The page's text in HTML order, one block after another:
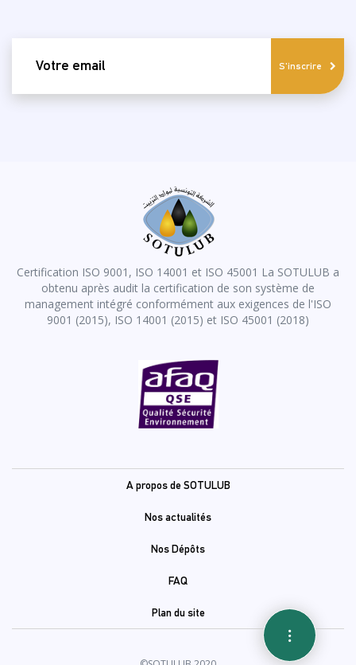
S'inscrire
Certification ISO 9001, ISO 14001 et ISO 45001 La SOTULUB a
obtenu après audit la certification de son système de
management intégré conformément aux exigences de l'ISO
9001 (2015), ISO 14001 (2015) et ISO 45001 (2018)
A propos de SOTULUB
Nos actualités
Nos Dépôts
FAQ
Plan du site